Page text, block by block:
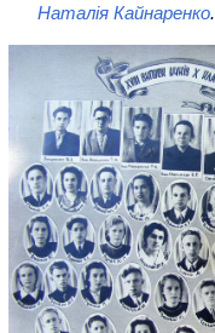
Наталія Кайнаренко.